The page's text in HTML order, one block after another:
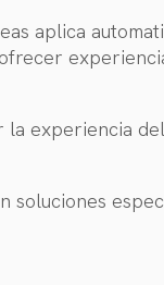
aplica
experiencia del
soluciones